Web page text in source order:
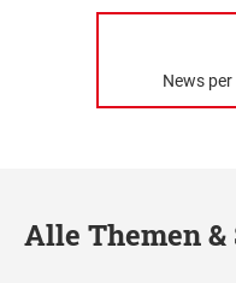
News
Alle Themen &